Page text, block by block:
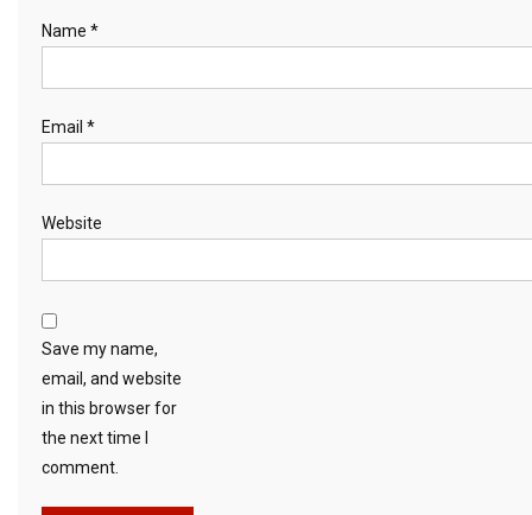
Name *
Email *
Website
Save my name,
email, and website
in this browser for
the next time I
comment.